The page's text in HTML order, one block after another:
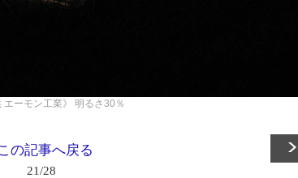
ーモン工業》 明るさ30％
の記事へ戻る
21/28